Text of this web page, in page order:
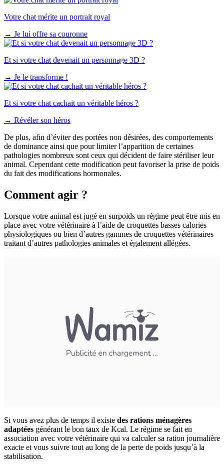
Votre chat mérite un portrait royal
→ Je lui offre sa couronne
Et si votre chat devenait un personnage 3D ?
→ Je le transforme !
Et si votre chat cachait un véritable héros ?
→ Révéler son héros
De plus, afin d’éviter des portées non désirées, des comportements
de dominance ainsi que pour limiter l’apparition de certaines
pathologies nombreux sont ceux qui décident de faire stériliser leur
animal. Cependant cette modification peut favoriser la prise de poids
du fait des modifications hormonales.
Comment agir ?
Lorsque votre animal est jugé en surpoids un régime peut être mis en
place avec votre vétérinaire à l’aide de croquettes basses calories
physiologiques ou bien d’autres gammes de croquettes vétérinaires
traitant d’autres pathologies animales et également allégées.
Si vous avez plus de temps il existe des rations ménagères
adaptées générant le bon taux de Kcal. Le régime se fait en
association avec votre vétérinaire qui va calculer sa ration journalière
exacte et vous suivre tout au long de la perte de poids jusqu’à la
stabilisation.